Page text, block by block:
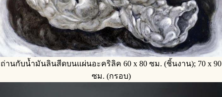
ถ่านกับน้ำมันลินสีดบนแผ่นอะคริลิค 60 x 80 ซม. (ชิ้นงาน); 70 x 90
ซม. (กรอบ)